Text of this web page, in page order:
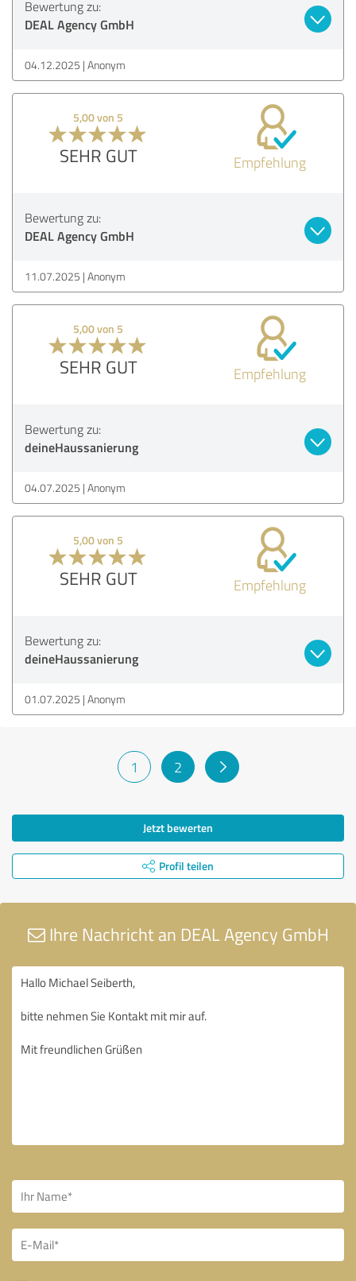
Bewertung zu:
DEAL Agency GmbH
04.12.2025 Anonym
5,00 von 5
SEHR GUT Empfehlung
Bewertung zu:
DEAL Agency GmbH
11.07.2025 Anonym
5,00 von 5
SEHR GUT Empfehlung
Bewertung zu:
deineHaussanierung
04.07.2025 Anonym
5,00 von 5
SEHR GUT Empfehlung
Bewertung zu:
deineHaussanierung
01.07.2025 Anonym
1 2
Jetzt bewerten
Profil teilen
Ihre Nachricht an DEAL Agency GmbH